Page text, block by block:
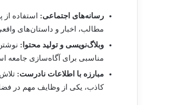
رسانه‌های اجتماعی: استفاده از
مطالب، اخبار و داستان‌های
وبلاگ‌نویسی و تولید محتوا:
مناسبی برای آگاه‌سازی جامعه
مبارزه با اطلاعات نادرست:
کاذب، یکی از وظایف مهم در